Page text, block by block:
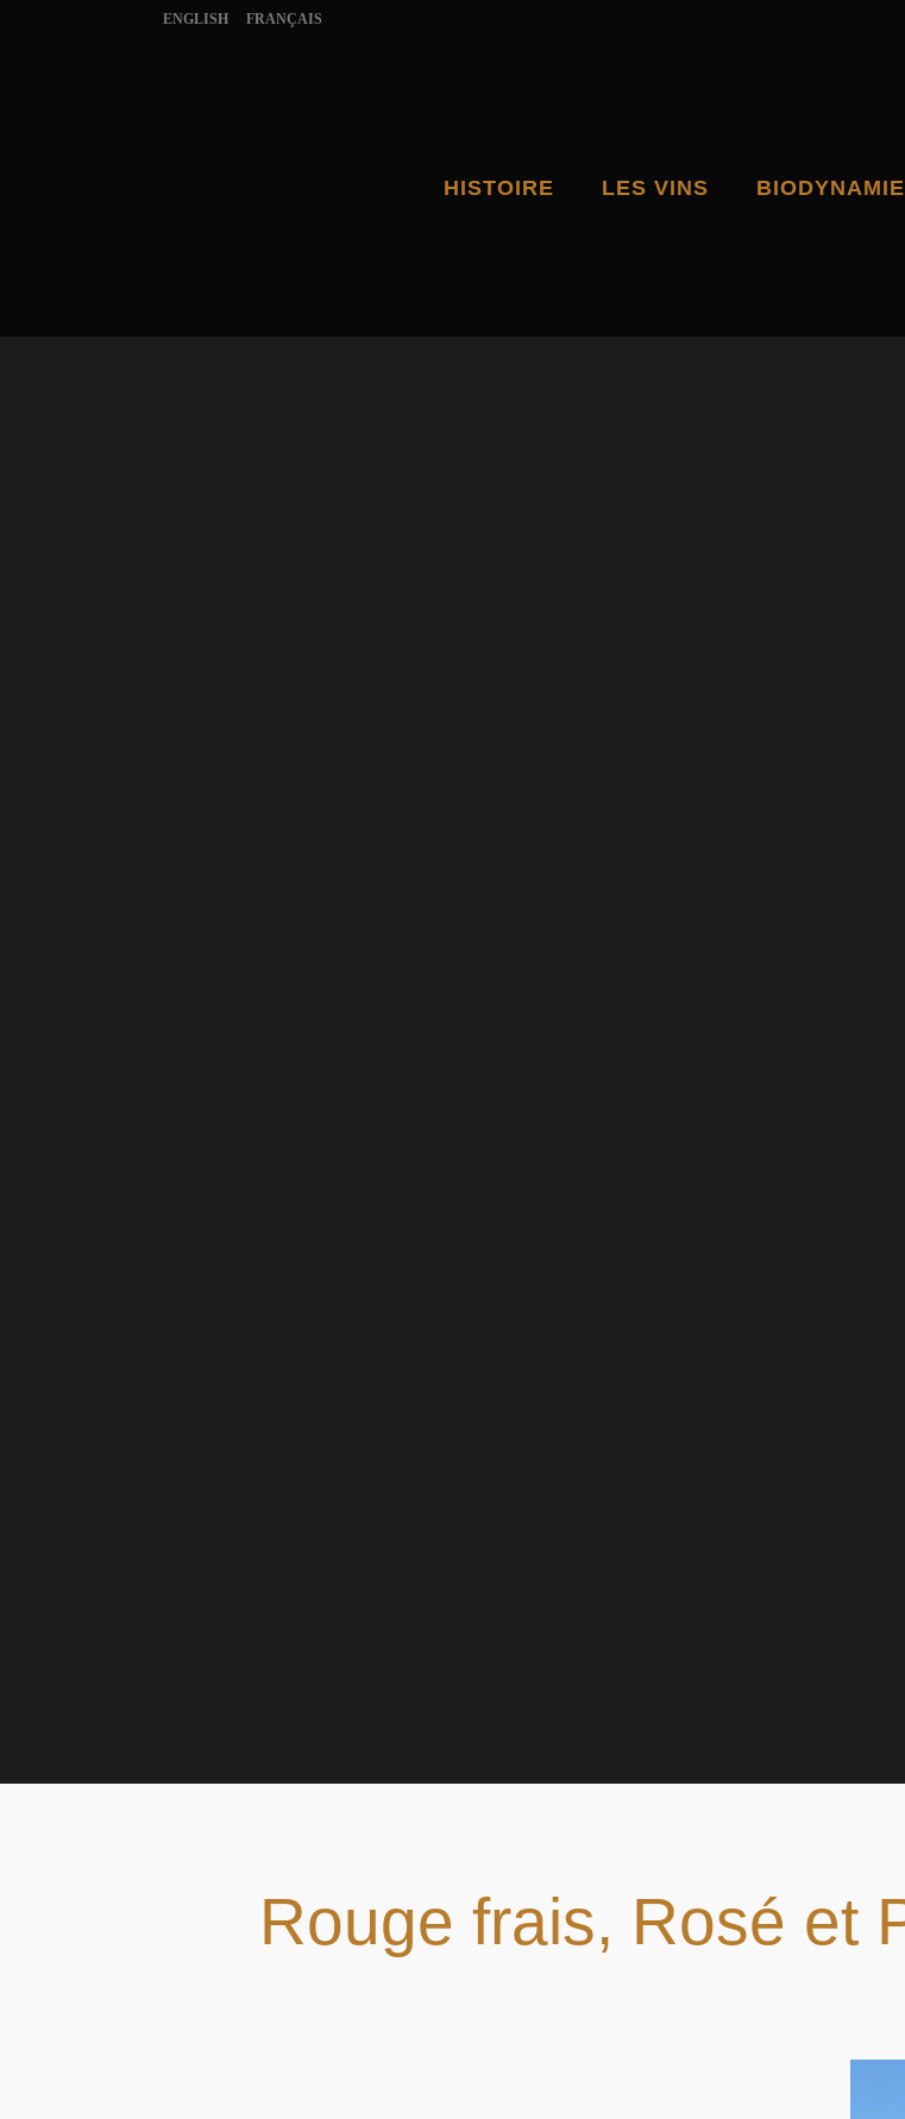
ENGLISH FRANÇAIS
HISTOIRE LES VINS BIODYNAMIE
Rouge frais, Rosé et